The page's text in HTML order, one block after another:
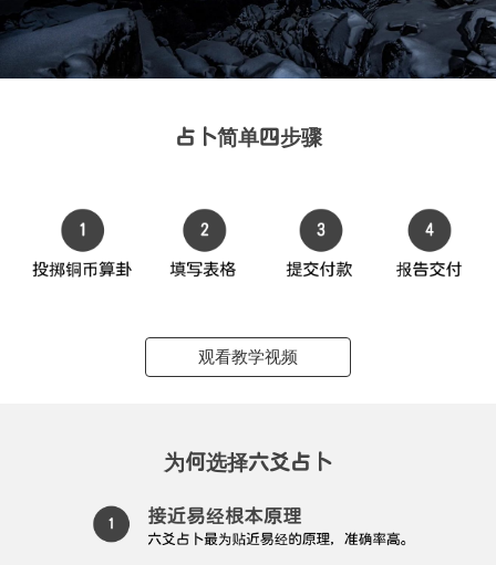
占卜简单四步骤
观看教学视频
为何选择六爻占卜